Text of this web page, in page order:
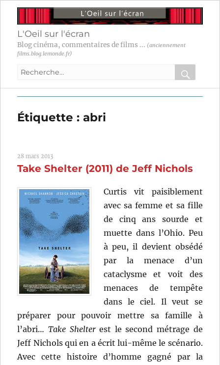
L'Oeil sur l'écran
Blog cinéma, commentaires de films ... (anciennement
films.blog.lemonde.fr)
Recherche
:
OK
Étiquette :abri
28 mars 2013
Take Shelter (2011) de Jeff Nichols
Curtis vit paisiblement
avec sa femme et sa fille
de cinq ans sourde et
muette dans l’Ohio. Peu
à peu, il devient obsédé
par la menace d’un
cataclysme et voit des
menaces de tempête
dans le ciel. Il veut se
préparer pour pouvoir mettre sa famille à
l’abri… Take Shelterest le second métrage de
Jeff Nichols qui en a écrit lui-même le scénario.
Avec cette histoire d’homme gagné par la